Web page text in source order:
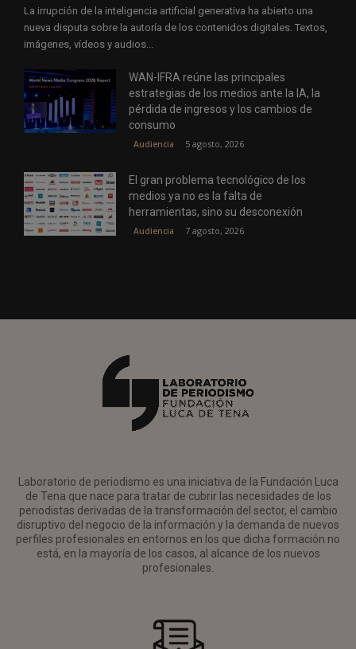
La irrupción de la inteligencia artificial generativa ha abierto una
nueva disputa sobre la autoría de los contenidos digitales. Textos,
imágenes, vídeos y audios...
WAN-IFRA reúne las principales
estrategias de los medios ante la IA, la
pérdida de ingresos y los cambios de
consumo
Audiencia 5 agosto, 2026
El gran problema tecnológico de los
medios ya no es la falta de
herramientas, sino su desconexión
Audiencia 7 agosto, 2026
Laboratorio de periodismo es una iniciativa de la Fundación Luca
de Tena que nace para tratar de cubrir las necesidades de los
periodistas derivadas de la transformación del sector, el cambio
disruptivo del negocio de la información y la demanda de nuevos
perfiles profesionales en entornos en los que dicha formación no
está, en la mayoría de los casos, al alcance de los nuevos
profesionales.